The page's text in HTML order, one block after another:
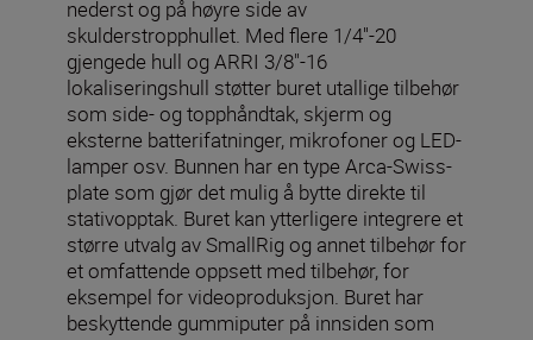
nederst og på høyre side av
skulderstropphullet. Med flere 1/4''-20
gjengede hull og ARRI 3/8"-16
lokaliseringshull støtter buret utallige tilbehør
som side- og topphåndtak, skjerm og
eksterne batterifatninger, mikrofoner og LED-
lamper osv. Bunnen har en type Arca-Swiss-
plate som gjør det mulig å bytte direkte til
stativopptak. Buret kan ytterligere integrere et
større utvalg av SmallRig og annet tilbehør for
et omfattende oppsett med tilbehør, for
eksempel for videoproduksjon. Buret har
beskyttende gummiputer på innsiden som